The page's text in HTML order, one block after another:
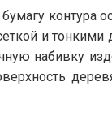
контура
и
набивку